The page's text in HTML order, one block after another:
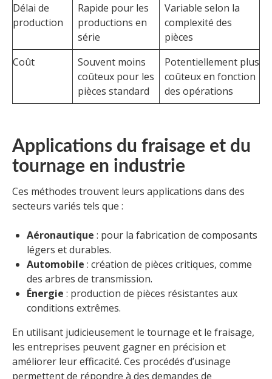
Délai de
production
Rapide pour les
productions en
série
Variable selon la
complexité des
pièces
Coût
Souvent moins
coûteux pour les
pièces standard
Potentiellement plus
coûteux en fonction
des opérations
Applications du fraisage et du
tournage en industrie
Ces méthodes trouvent leurs applications dans des
secteurs variés tels que :
Aéronautique : pour la fabrication de composants
légers et durables.
Automobile : création de pièces critiques, comme
des arbres de transmission.
Énergie : production de pièces résistantes aux
conditions extrêmes.
En utilisant judicieusement le tournage et le fraisage,
les entreprises peuvent gagner en précision et
améliorer leur efficacité. Ces procédés d’usinage
permettent de répondre à des demandes de